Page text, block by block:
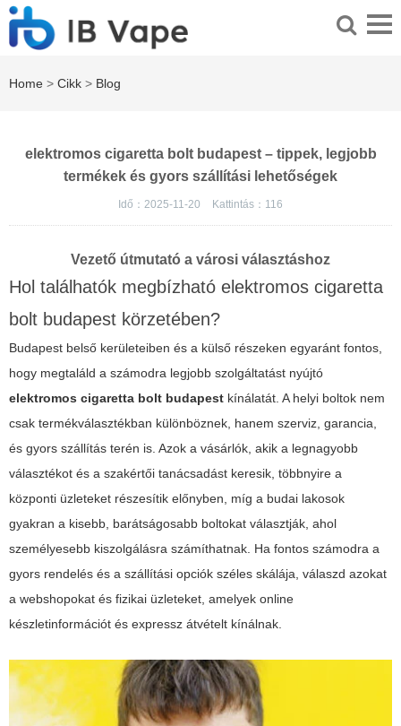
Home > Cikk > Blog
elektromos cigaretta bolt budapest – tippek, legjobb
termékek és gyors szállítási lehetőségek
Idő：2025-11-20 Kattintás： 116
Vezető útmutató a városi választáshoz
Hol találhatók megbízható elektromos cigaretta
bolt budapest körzetében?
Budapest belső kerületeiben és a külső részeken egyaránt fontos,
hogy megtaláld a számodra legjobb szolgáltatást nyújtó
elektromos cigaretta bolt budapest kínálatát. A helyi boltok nem
csak termékválasztékban különböznek, hanem szerviz, garancia,
és gyors szállítás terén is. Azok a vásárlók, akik a legnagyobb
választékot és a szakértői tanácsadást keresik, többnyire a
központi üzleteket részesítik előnyben, míg a budai lakosok
gyakran a kisebb, barátságosabb boltokat választják, ahol
személyesebb kiszolgálásra számíthatnak. Ha fontos számodra a
gyors rendelés és a szállítási opciók széles skálája, válaszd azokat
a webshopokat és fizikai üzleteket, amelyek online
készletinformációt és expressz átvételt kínálnak.